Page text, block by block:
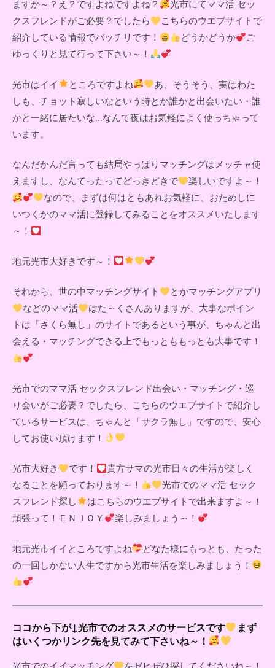
ますか～？え？ですよねですよね？
光市にてママ活 セッ
クスフレンドがご必要？でしたら
こちらのウエブサイトで
紹介している情報でバッチリです！
どうかどうか
ご
ゆっくりと見て行って下さい～！
光市はイイ ところですよね
あ、そうそう、実はわた
しも、チョット寂しいなという時とか誰かと出会いたい・誰
かと一緒に居たいな...なんて夜はお気軽によく使っちゃって
います。
なんだかんだ言っても結局やっぱりマッチングはメッチャ使
えますし、なんてったってどっきどきで
楽しいですよ～！
なので、まずは何はともあれお気軽に、おためしに
いつくかのママ活に登録してみることをオススメいたします
～！
地元光市大好きです～！
それから、世の中マッチングサイト
とかマッチングアプリ
などのママ活
はた～くさんありますが、大事なポイン
トは「さくら無し」のサイトであるという事が、ちゃんと出
会える・マッチングできる上でもっとももっとも大事です！
光市でのママ活 セックスフレンド出会い・マッチング・巡
り会いがご必要？でしたら、こちらのウエブサイトで紹介し
ているサービスは、ちゃんと「サクラ無し」ですので、安心
してお使い頂けます！
光市大好き です！
貴方サマの光市日々の生活が楽しく
なることを願っております～！
光市でのママ活 セック
スフレンド探し
はこちらのウエブサイトで出来ますよ～！
頑張って！ＥＮＪＯＹ
楽しみましょう～！
地元光市イイところですよね
どなた様にもっとも、たった
の一回しかない人生ですから光市生活を楽しみましょう！
ココから下が↓光市でのオススメのサービスです
まず
はいくつかリンク先を見てみて下さいね～！